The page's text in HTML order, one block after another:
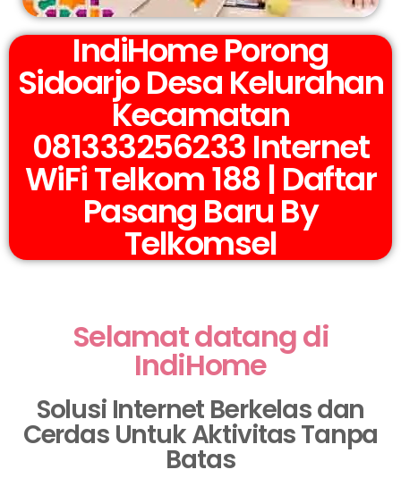
IndiHome Porong
Sidoarjo Desa Kelurahan
Kecamatan
081333256233 Internet
WiFi Telkom 188 | Daftar
Pasang Baru By
Telkomsel
Selamat datang di
IndiHome
Solusi Internet Berkelas dan
Cerdas Untuk Aktivitas Tanpa
Batas